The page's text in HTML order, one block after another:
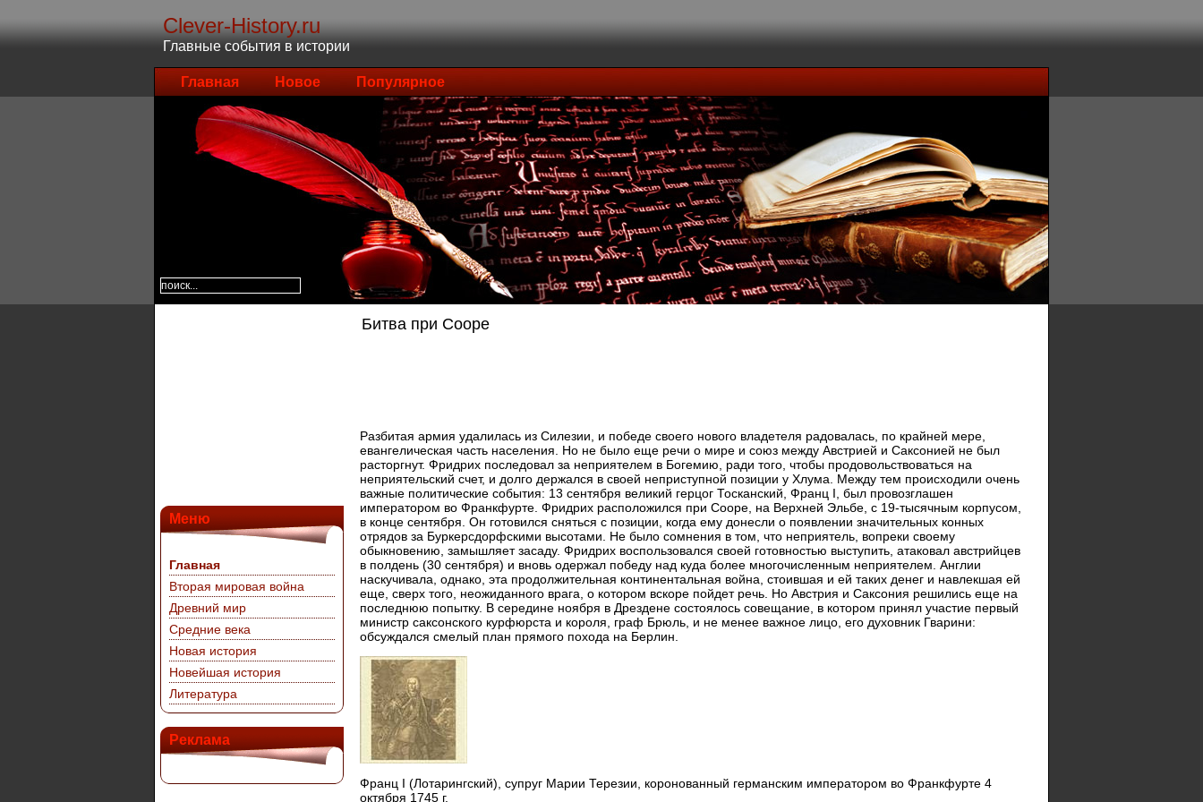
Clever-History.ru
Главные события в истории
Главная Новое Популярное
Меню
Главная
Вторая мировая война
Древний мир
Средние века
Новая история
Новейшая история
Литература
Реклама
Битва при Сооре
Разбитая армия удалилась из Силезии, и победе своего нового владетеля радовалась, по крайней мере,
евангелическая часть населения. Но не было еще речи о мире и союз между Австрией и Саксонией не был
расторгнут. Фридрих последовал за неприятелем в Богемию, ради того, чтобы продовольствоваться на
неприятельский счет, и долго держался в своей неприступной позиции у Хлума. Между тем происходили очень
важные политические события: 13 сентября великий герцог Тосканский, Франц I, был провозглашен
императором во Франкфурте. Фридрих расположился при Сооре, на Верхней Эльбе, с 19-тысячным корпусом,
в конце сентября. Он готовился сняться с позиции, когда ему донесли о появлении значительных конных
отрядов за Буркерсдорфскими высотами. Не было сомнения в том, что неприятель, вопреки своему
обыкновению, замышляет засаду. Фридрих воспользовался своей готовностью выступить, атаковал австрийцев
в полдень (30 сентября) и вновь одержал победу над куда более многочисленным неприятелем. Англии
наскучивала, однако, эта продолжительная континентальная война, стоившая и ей таких денег и навлекшая ей
еще, сверх того, неожиданного врага, о котором вскоре пойдет речь. Но Австрия и Саксония решились еще на
последнюю попытку. В середине ноября в Дрездене состоялось совещание, в котором принял участие первый
министр саксонского курфюрста и короля, граф Брюль, и не менее важное лицо, его духовник Гварини:
обсуждался смелый план прямого похода на Берлин.
Франц I (Лотарингский), супруг Марии Терезии, коронованный германским императором во Франкфурте 4
октября 1745 г.